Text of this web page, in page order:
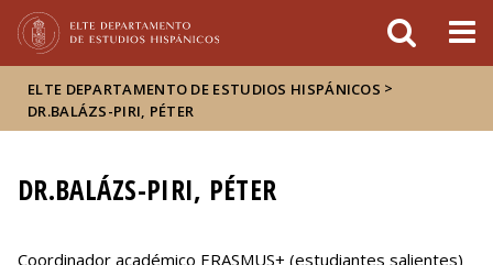
ELTE DEPARTAMENTO DE ESTUDIOS HISPÁNICOS >
DR.BALÁZS-PIRI, PÉTER
DR.BALÁZS-PIRI, PÉTER
Coordinador académico ERASMUS+ (estudiantes salientes)